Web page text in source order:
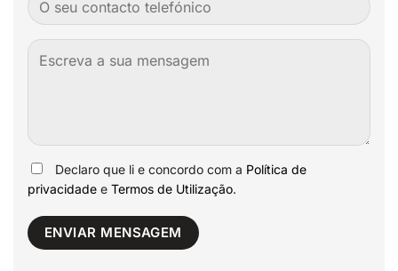
Declaro que li e concordo com a Política de
privacidade e Termos de Utilização.